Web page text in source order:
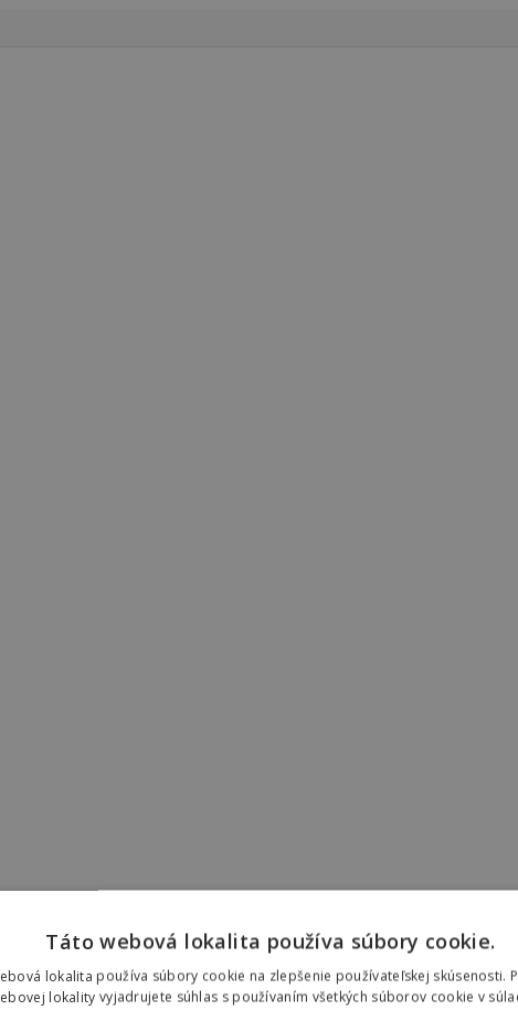
Táto webová lokalita používa súbory cookie.
lokalita používa súbory cookie na zlepšenie používateľskej skúsenosti.
lokality vyjadrujete súhlas s používaním všetkých súborov cookie v